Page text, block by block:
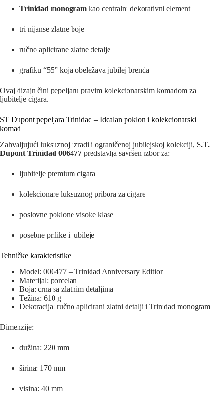
Trinidad monogram kao centralni dekorativni element
tri nijanse zlatne boje
ručno aplicirane zlatne detalje
grafiku “55” koja obeležava jubilej brenda
Ovaj dizajn čini pepeljaru pravim kolekcionarskim komadom za
ljubitelje cigara.
ST Dupont pepeljara Trinidad – Idealan poklon i kolekcionarski
komad
Zahvaljujući luksuznoj izradi i ograničenoj jubilejskoj kolekciji, S.T.
Dupont Trinidad 006477 predstavlja savršen izbor za:
ljubitelje premium cigara
kolekcionare luksuznog pribora za cigare
poslovne poklone visoke klase
posebne prilike i jubileje
Tehničke karakteristike
Model: 006477 – Trinidad Anniversary Edition
Materijal: porcelan
Boja: crna sa zlatnim detaljima
Težina: 610 g
Dekoracija: ručno aplicirani zlatni detalji i Trinidad monogram
Dimenzije:
dužina: 220 mm
širina: 170 mm
visina: 40 mm